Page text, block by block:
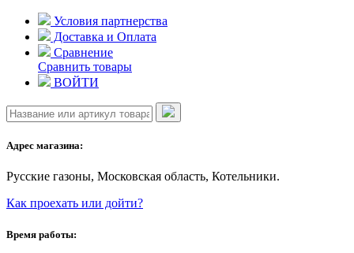
Skip
content
Условия партнерства
Доставка и Оплата
Сравнение
Сравнить товары
ВОЙТИ
Адрес магазина:
Русские газоны, Московская область, Котельники.
Как проехать или дойти?
Время работы: